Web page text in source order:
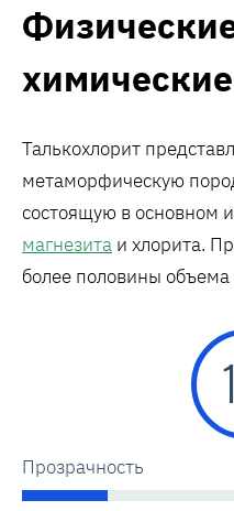
Талькохлорит
метаморфическую
состоящую в основном
магнезита и хлорита.
более половины объема
Прозрачность